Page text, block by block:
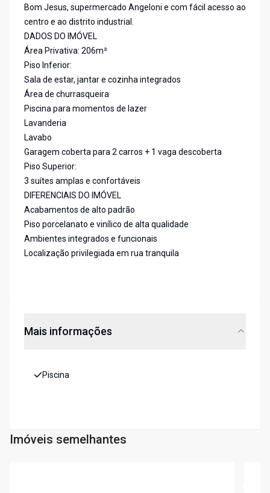
Bom Jesus, supermercado Angeloni e com fácil acesso ao
centro e ao distrito industrial.
DADOS DO IMÓVEL
Área Privativa: 206m²
Piso Inferior:
Sala de estar, jantar e cozinha integrados
Área de churrasqueira
Piscina para momentos de lazer
Lavanderia
Lavabo
Garagem coberta para 2 carros + 1 vaga descoberta
Piso Superior:
3 suítes amplas e confortáveis
DIFERENCIAIS DO IMÓVEL
Acabamentos de alto padrão
Piso porcelanato e vinílico de alta qualidade
Ambientes integrados e funcionais
Localização privilegiada em rua tranquila
Mais informações
Piscina
Imóveis semelhantes